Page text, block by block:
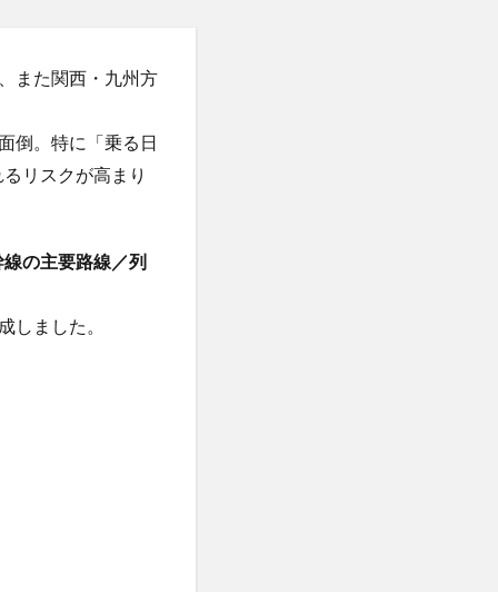
また関西・九州方
倒。特に「乗る日
リスクが高まり
の主要路線／列
しました。